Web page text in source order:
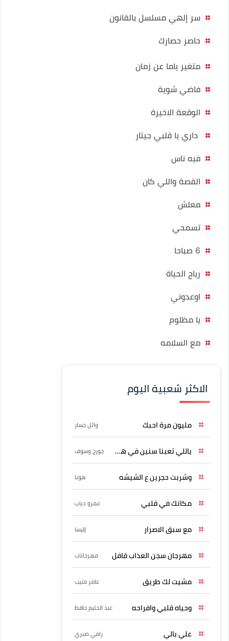
سر إلهي مسلسل بالقانون
حاصر حصارك
متغير ياما عن زمان
فاضي شوية
الوقعة الاخيرة
داري يا قلبي جيتار
فيه ناس
القصة واللي كان
معلش
تسمحي
6 صباحا
رياح الحياة
اوعدوني
يا مظلوم
مع السلامه
الاكثر شعبية اليوم
مليون مرة احبك وائل جسار
ياللي تعبنا سنين في هواه جورج وسوف
وشربت حجرين ع الشيشه هوبا
مكانك في قلبي عمرو دياب
مع سبق الاصرار إليسا
مهرجان سجن العذاب قافل مهرجانات
مشيت لك طريق عامر منيب
وحياه قلبي وافراحه عبد الحليم حافظ
علي بالي رامي صبري